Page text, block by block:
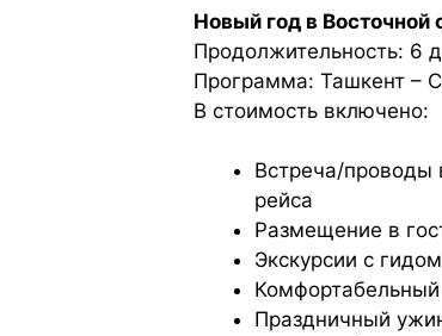
Новый год в Восточной
Продолжительность: 6
Программа: Ташкент –
В стоимость включено:
Встреча/проводы
рейса
Размещение в
Экскурсии с
Праздничный